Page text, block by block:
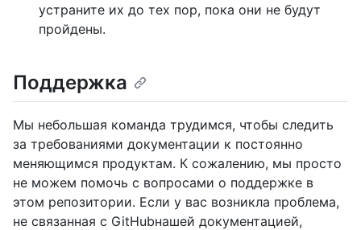
устраните их до тех пор, пока они не будут
пройдены.
Поддержка
Мы небольшая команда трудимся, чтобы следить
за требованиями документации к постоянно
меняющимся продуктам. К сожалению, мы просто
не можем помочь с вопросами о поддержке в
этом репозитории. Если у вас возникла проблема,
не связанная с GitHubнашей документацией,